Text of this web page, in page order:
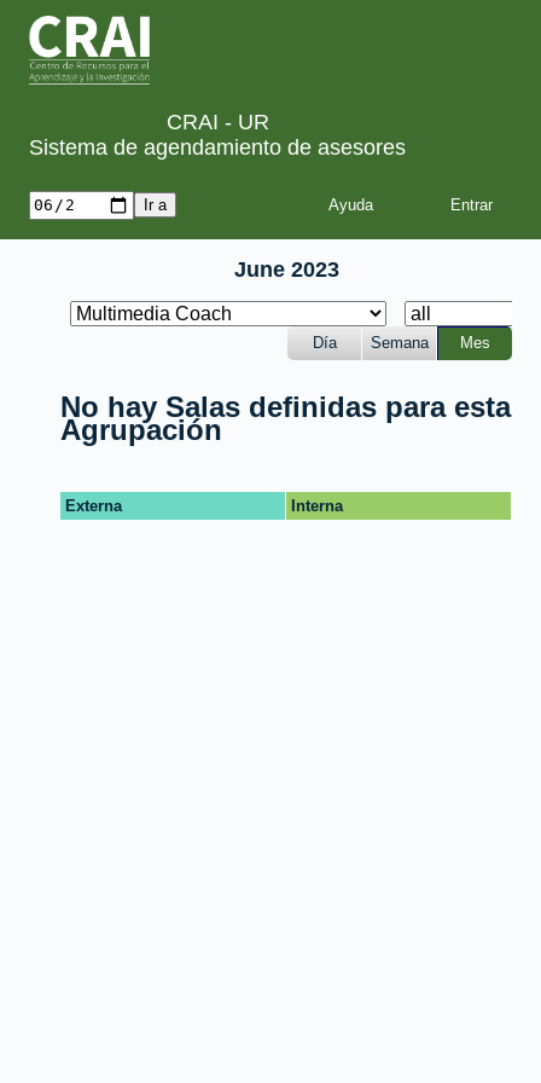
CRAI - UR
Sistema de agendamiento de asesores
Ayuda
June 2023
Día Semana Mes
No hay Salas definidas para esta
Agrupación
Externa Interna